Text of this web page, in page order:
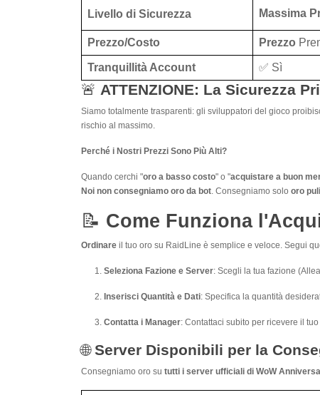
Livello di Sicurezza Massima
Prezzo/Costo Prezzo
Tranquillità Account ✅ Sì
🚨 ATTENZIONE: La Sicurezza
Siamo totalmente trasparenti: gli sviluppatori del gioco
rischio al massimo.
Perché i Nostri Prezzi Sono Più Alti?
Quando cerchi "oro a basso costo" o "acquistare a buon
Noi non consegniamo oro da bot . Consegniamo solo oro
📝 Come Funziona
Ordinare il tuo oro su RaidLine è semplice e veloce. Segui
Seleziona Fazione e Server: Scegli la tua fazione
Inserisci Quantità e Dati: Specifica la quantità
Contatta i Manager: Contattaci subito per ricevere il
🌐Server Disponibili per la
Consegniamo oro su tutti i server ufficiali di WoW